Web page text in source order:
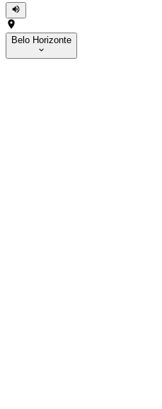
Belo Horizonte